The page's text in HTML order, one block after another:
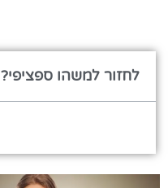
לחזור למשהו ספציפי?